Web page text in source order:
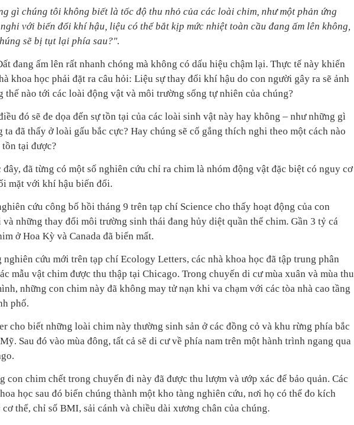
gì chúng tôi không biết là tốc độ thu nhỏ của các loài chim, như một phản ứng
với biến đổi khí hậu, liệu có thể bắt kịp mức nhiệt toàn cầu đang ấm lên không,
sẽ bị tụt lại phía sau?".
đang ấm lên rất nhanh chóng mà không có dấu hiệu chậm lại. Thực tế này khiến
khoa học phải đặt ra câu hỏi: Liệu sự thay đổi khí hậu do con người gây ra sẽ ảnh
thế nào tới các loài động vật và môi trường sống tự nhiên của chúng?
đó sẽ đe dọa đến sự tồn tại của các loài sinh vật này hay không – như những gì
ta đã thấy ở loài gấu bắc cực? Hay chúng sẽ cố gắng thích nghi theo một cách nào
tồn tại được?
đây, đã từng có một số nghiên cứu chỉ ra chim là nhóm động vật đặc biệt có nguy cơ
mặt với khí hậu biến đổi.
cứu công bố hồi tháng 9 trên tạp chí Science cho thấy hoạt động của con
và những thay đổi môi trường sinh thái đang hủy diệt quần thể chim. Gần 3 tỷ cá
ở Hoa Kỳ và Canada đã biến mất.
nghiên cứu mới trên tạp chí Ecology Letters, các nhà khoa học đã tập trung phân
mẫu vật chim được thu thập tại Chicago. Trong chuyến di cư mùa xuân và mùa thu
những con chim này đã không may tử nạn khi va chạm với các tòa nhà cao tầng
phố.
cho biết những loài chim này thường sinh sản ở các đồng cỏ và khu rừng phía bắc
Sau đó vào mùa đông, tất cả sẽ di cư về phía nam trên một hành trình ngang qua
con chim chết trong chuyến đi này đã được thu lượm và ướp xác để bảo quản. Các
học sau đó biến chúng thành một kho tàng nghiên cứu, nơi họ có thể đo kích
cơ thể, chỉ số BMI, sải cánh và chiều dài xương chân của chúng.